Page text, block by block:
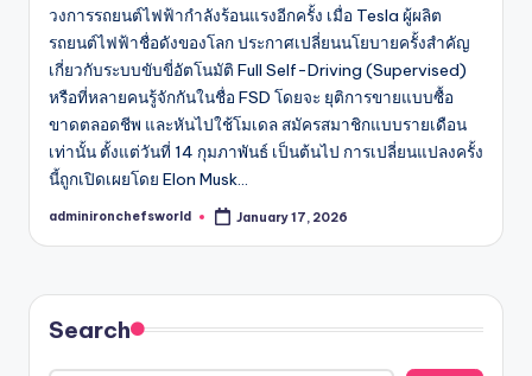
วงการรถยนต์ไฟฟ้ากำลังร้อนแรงอีกครั้ง เมื่อ Tesla ผู้ผลิต
รถยนต์ไฟฟ้าชื่อดังของโลก ประกาศเปลี่ยนนโยบายครั้งสำคัญ
เกี่ยวกับระบบขับขี่อัตโนมัติ Full Self-Driving (Supervised)
หรือที่หลายคนรู้จักกันในชื่อ FSD โดยจะ ยุติการขายแบบซื้อ
ขาดตลอดชีพ และหันไปใช้โมเดล สมัครสมาชิกแบบรายเดือน
เท่านั้น ตั้งแต่วันที่ 14 กุมภาพันธ์ เป็นต้นไป การเปลี่ยนแปลงครั้ง
นี้ถูกเปิดเผยโดย Elon Musk…
Posted
adminironchefsworld January 17, 2026
Search